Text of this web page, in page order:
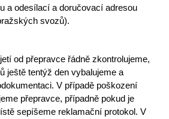
a odesílací a doručovací adresou
svozů).
od přepravce řádně zkontrolujeme,
ještě tentýž den vybalujeme a
V případě poškození
přepravce, případně pokud je
sepíšeme reklamační protokol. V